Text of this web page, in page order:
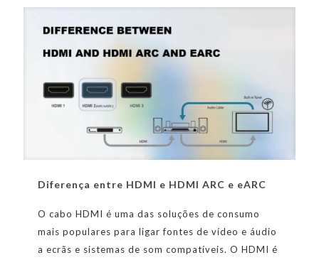
Diferença entre HDMI e HDMI ARC e eARC
O cabo HDMI é uma das soluções de consumo
mais populares para ligar fontes de vídeo e áudio
a ecrãs e sistemas de som compatíveis. O HDMI é